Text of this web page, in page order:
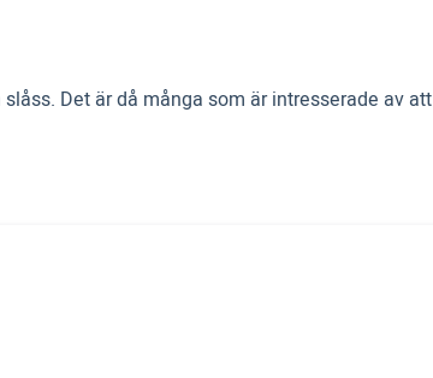
Det är då många som är intresserade av att